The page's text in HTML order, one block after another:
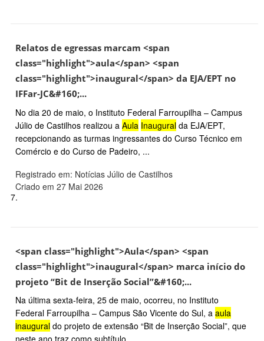
Relatos de egressas marcam <span
class="highlight">aula</span> <span
class="highlight">inaugural</span> da EJA/EPT no
IFFar-JC&#160;...
No dia 20 de maio, o Instituto Federal Farroupilha – Campus
Júlio de Castilhos realizou a Aula Inaugural da EJA/EPT,
recepcionando as turmas ingressantes do Curso Técnico em
Comércio e do Curso de Padeiro, ...
Registrado em: Notícias Júlio de Castilhos
Criado em 27 Mai 2026
7.
<span class="highlight">Aula</span> <span
class="highlight">inaugural</span> marca início do
projeto “Bit de Inserção Social”&#160;...
Na última sexta-feira, 25 de maio, ocorreu, no Instituto
Federal Farroupilha – Campus São Vicente do Sul, a aula
inaugural do projeto de extensão “Bit de Inserção Social”, que